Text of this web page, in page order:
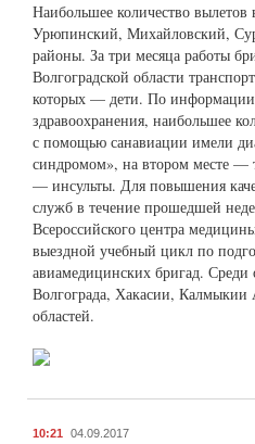
Наибольшее количество
Урюпинский, Михайловский,
районы. За три месяца работы
Волгоградской области
которых — дети. По информации
здравоохранения, наибольшее
с помощью санавиации имели
синдромом», на втором месте —
— инсульты. Для повышения
служб в течение прошедшей
Всероссийского центра
выездной учебный цикл по
авиамедицинских бригад.
Волгограда, Хакасии, Калмыкии
областей.
10:21 04.09.2017